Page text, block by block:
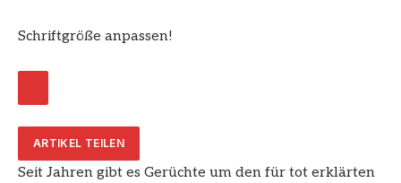
Schriftgröße anpassen!
ARTIKEL TEILEN
Seit Jahren gibt es Gerüchte um den für tot erklärten